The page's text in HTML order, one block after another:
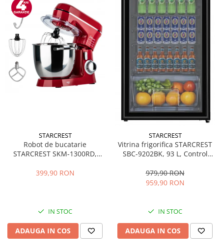
STARCREST
Robot de bucatarie
STARCREST SKM-1300RD,
Accesorii, 10 Viteze + Pulse,
399,90 RON
IN STOC
ADAUGA IN COS
STARCREST
Vitrina frigorifica STARCREST
SBC-9202BK, 93 L, Control
83.2 cm, Negru
979,90 RON
959,90 RON
IN STOC
ADAUGA IN COS